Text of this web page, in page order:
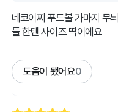
네코이찌 푸드볼 가마지 무
들 한텐 사이즈 딱이에요
도움이 됐어요0